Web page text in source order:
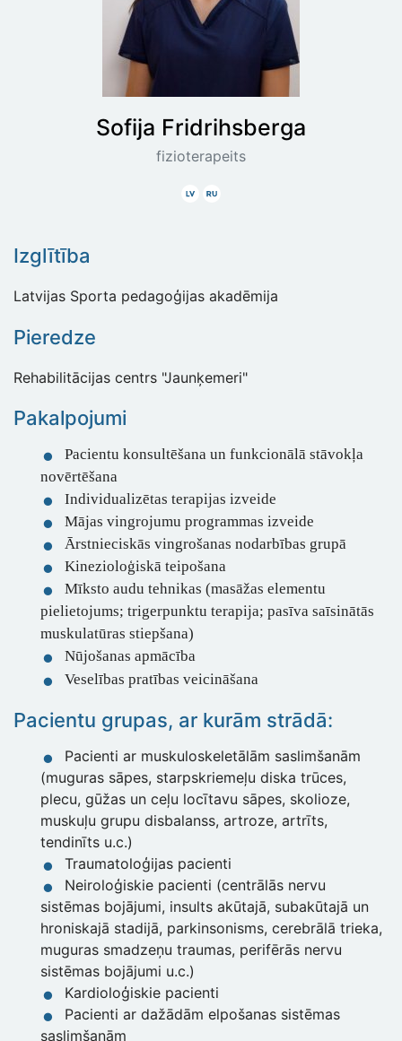
Sofija Fridrihsberga
fizioterapeits
LatviskiKrieviski
Izglītība
Latvijas Sporta pedagoģijas akadēmija
Pieredze
Rehabilitācijas centrs "Jaunķemeri"
Pakalpojumi
Pacientu konsultēšana un funkcionālā stāvokļa
novērtēšana
Individualizētas terapijas izveide
Mājas vingrojumu programmas izveide
Ārstnieciskās vingrošanas nodarbības grupā
Kinezioloģiskā teipošana
Mīksto audu tehnikas (masāžas elementu
pielietojums; trigerpunktu terapija; pasīva saīsinātās
muskulatūras stiepšana)
Nūjošanas apmācība
Veselības pratības veicināšana
Pacientu grupas, ar kurām strādā:
Pacienti ar muskuloskeletālām saslimšanām
(muguras sāpes, starpskriemeļu diska trūces,
plecu, gūžas un ceļu locītavu sāpes, skolioze,
muskuļu grupu disbalanss, artroze, artrīts,
tendinīts u.c.)
Traumatoloģijas pacienti
Neiroloģiskie pacienti (centrālās nervu
sistēmas bojājumi, insults akūtajā, subakūtajā un
hroniskajā stadijā, parkinsonisms, cerebrālā trieka,
muguras smadzeņu traumas, perifērās nervu
sistēmas bojājumi u.c.)
Kardioloģiskie pacienti
Pacienti ar dažādām elpošanas sistēmas
saslimšanām